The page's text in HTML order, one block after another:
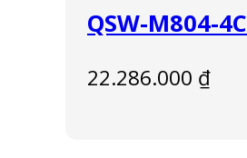
QSW-M804-4C
22.286.000 ₫